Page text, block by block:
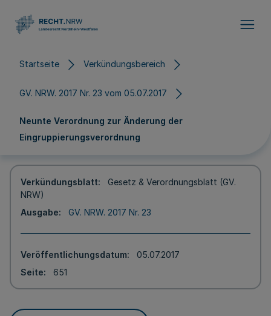
Startseite Verkündungsbereich
GV. NRW. 2017 Nr. 23 vom 05.07.2017
Neunte Verordnung zur Änderung der
Eingruppierungsverordnung
Verkündungsblatt
Gesetz & Verordnungsblatt (GV.
NRW)
Ausgabe
GV. NRW. 2017 Nr. 23
Veröffentlichungsdatum
05.07.2017
Seite
651